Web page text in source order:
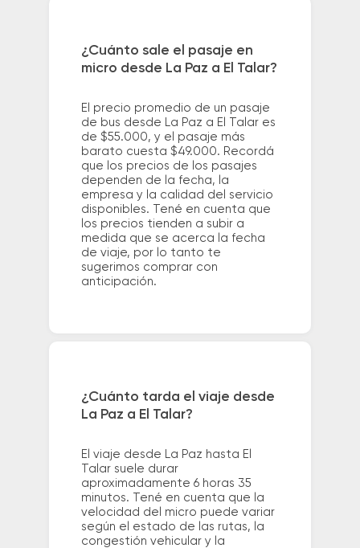
¿Cuánto sale el pasaje en
micro desde La Paz a El Talar?
El precio promedio de un pasaje
de bus desde La Paz a El Talar es
de $55.000, y el pasaje más
barato cuesta $49.000. Recordá
que los precios de los pasajes
dependen de la fecha, la
empresa y la calidad del servicio
disponibles. Tené en cuenta que
los precios tienden a subir a
medida que se acerca la fecha
de viaje, por lo tanto te
sugerimos comprar con
anticipación.
¿Cuánto tarda el viaje desde
La Paz a El Talar?
El viaje desde La Paz hasta El
Talar suele durar
aproximadamente 6 horas 35
minutos. Tené en cuenta que la
velocidad del micro puede variar
según el estado de las rutas, la
congestión vehicular y la